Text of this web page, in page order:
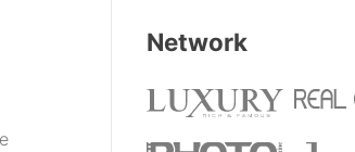
Network